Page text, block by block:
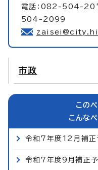
電話：082-504-
504-2099
市政
この
こんな
令和7年度12月補正
令和7年度9月補正